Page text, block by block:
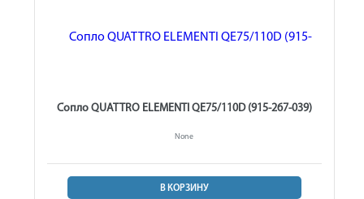
Сопло QUATTRO ELEMENTI QE75/110D (915-267-039)
None
В КОРЗИНУ